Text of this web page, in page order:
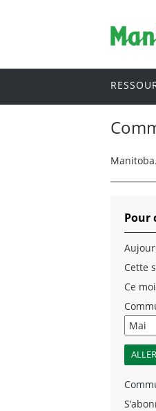
Pour
Cette
Ce